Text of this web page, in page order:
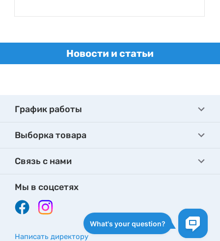
Новости и статьи
График работы
Выборка товара
Связь с нами
Мы в соцсетях
Написать директору